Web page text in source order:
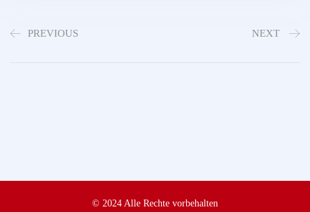
PREVIOUS NEXT
© 2024 Alle Rechte vorbehalten